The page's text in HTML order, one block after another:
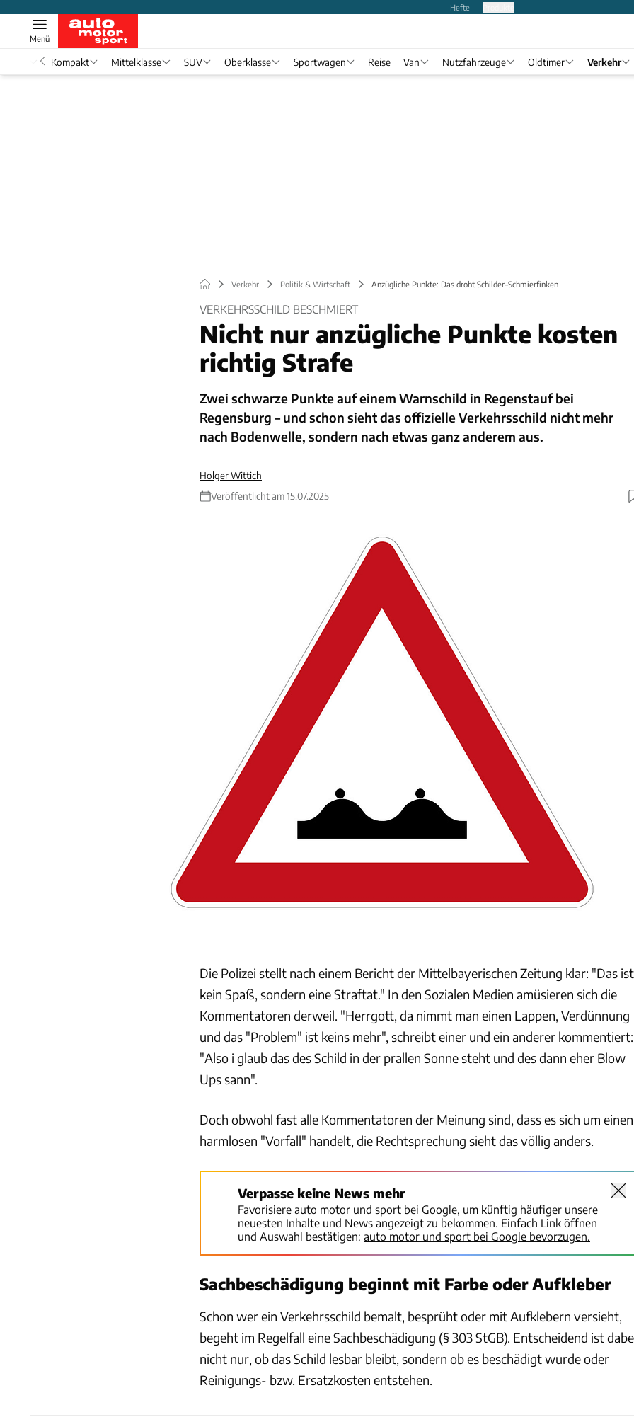
Hefte
Menü
Kompakt Mittelklasse SUV Oberklasse Sportwagen Reise Van Nutzfahrzeuge Oldtimer Verkehr
Verkehr Politik & Wirtschaft Anzügliche Punkte: Das droht Schilder–Schmierfinken
VERKEHRSSCHILD BESCHMIERT
Nicht nur anzügliche Punkte kosten
richtig Strafe
Zwei schwarze Punkte auf einem Warnschild in Regenstauf bei
Regensburg – und schon sieht das offizielle Verkehrsschild nicht mehr
nach Bodenwelle, sondern nach etwas ganz anderem aus.
Holger Wittich
Veröffentlicht am 15.07.2025
Die Polizei stellt nach einem Bericht der Mittelbayerischen Zeitung klar: "Das ist
kein Spaß, sondern eine Straftat." In den Sozialen Medien amüsieren sich die
Kommentatoren derweil. "Herrgott, da nimmt man einen Lappen, Verdünnung
und das "Problem" ist keins mehr", schreibt einer und ein anderer kommentiert:
"Also i glaub das des Schild in der prallen Sonne steht und des dann eher Blow
Ups sann".
Doch obwohl fast alle Kommentatoren der Meinung sind, dass es sich um einen
harmlosen "Vorfall" handelt, die Rechtsprechung sieht das völlig anders.
Verpasse keine News mehr
Favorisiere auto motor und sport bei Google, um künftig häufiger unsere
neuesten Inhalte und News angezeigt zu bekommen. Einfach Link öffnen
und Auswahl bestätigen: auto motor und sport bei Google bevorzugen.
Sachbeschädigung beginnt mit Farbe oder Aufkleber
Schon wer ein Verkehrsschild bemalt, besprüht oder mit Aufklebern versieht,
begeht im Regelfall eine Sachbeschädigung (§ 303 StGB). Entscheidend ist
nicht nur, ob das Schild lesbar bleibt, sondern ob es beschädigt wurde oder
Reinigungs- bzw. Ersatzkosten entstehen.